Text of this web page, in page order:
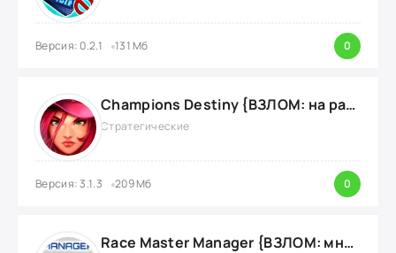
Версия: 0.2.1 131 Мб 0
Champions Destiny {ВЗЛОМ: на радар}
Стратегические
Версия: 3.1.3 209 Мб 0
Race Master Manager {ВЗЛОМ: много денег}